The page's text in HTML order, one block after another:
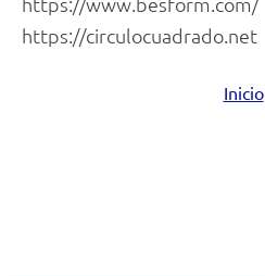
https://circulocuadrado.net
Inicio